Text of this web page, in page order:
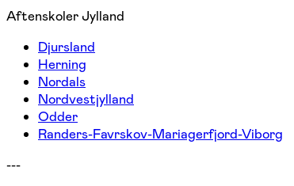
Aftenskoler Jylland
Djursland
Herning
Nordals
Nordvestjylland
Odder
Randers-Favrskov-Mariagerfjord-Viborg
---